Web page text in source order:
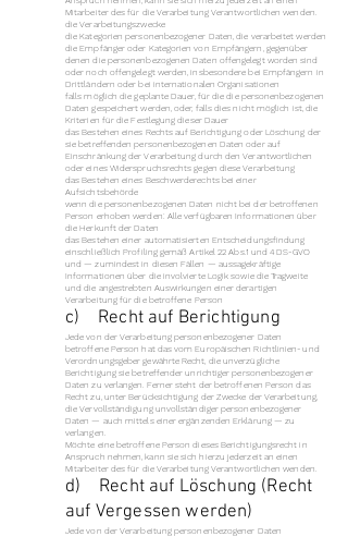
Mitarbeiter des für die Verarbeitung Verantwortlichen wenden.
die Verarbeitungszwecke
die Kategorien personenbezogener Daten, die verarbeitet werden
die Empfänger oder Kategorien von Empfängern, gegenüber
denen die personenbezogenen Daten offengelegt worden sind
oder noch offengelegt werden, insbesondere bei Empfängern in
Drittländern oder bei internationalen Organisationen
falls möglich die geplante Dauer, für die die personenbezogenen
Daten gespeichert werden, oder, falls dies nicht möglich ist, die
Kriterien für die Festlegung dieser Dauer
das Bestehen eines Rechts auf Berichtigung oder Löschung der
sie betreffenden personenbezogenen Daten oder auf
Einschränkung der Verarbeitung durch den Verantwortlichen
oder eines Widerspruchsrechts gegen diese Verarbeitung
das Bestehen eines Beschwerderechts bei einer
Aufsichtsbehörde
wenn die personenbezogenen Daten nicht bei der betroffenen
Person erhoben werden: Alle verfügbaren Informationen über
die Herkunft der Daten
das Bestehen einer automatisierten Entscheidungsfindung
einschließlich Profiling gemäß Artikel 22 Abs.1 und 4 DS-GVO
und — zumindest in diesen Fällen — aussagekräftige
Informationen über die involvierte Logik sowie die Tragweite
und die angestrebten Auswirkungen einer derartigen
Verarbeitung für die betroffene Person
c) Recht auf Berichtigung
Jede von der Verarbeitung personenbezogener Daten
betroffene Person hat das vom Europäischen Richtlinien- und
Verordnungsgeber gewährte Recht, die unverzügliche
Berichtigung sie betreffender unrichtiger personenbezogener
Daten zu verlangen. Ferner steht der betroffenen Person das
Recht zu, unter Berücksichtigung der Zwecke der Verarbeitung,
die Vervollständigung unvollständiger personenbezogener
Daten — auch mittels einer ergänzenden Erklärung — zu
verlangen.
Möchte eine betroffene Person dieses Berichtigungsrecht in
Anspruch nehmen, kann sie sich hierzu jederzeit an einen
Mitarbeiter des für die Verarbeitung Verantwortlichen wenden.
d) Recht auf Löschung (Recht
auf Vergessen werden)
Jede von der Verarbeitung personenbezogener Daten